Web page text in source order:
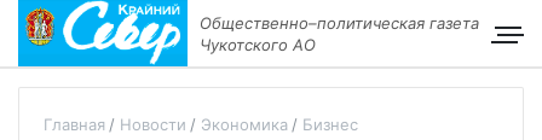
Общественно–политическая газета
Чукотского АО
Главная Новости Экономика
Бизнес